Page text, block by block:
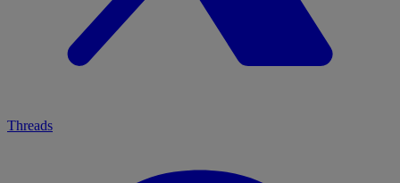
Threads